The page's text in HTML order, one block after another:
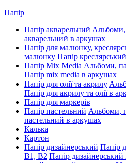
Папір
Папір акварельний Альбоми,
акварельний в аркушах
Папір для малюнку,
малюнку Папір
Папір Mix Media Альбоми,
Папір mix media в аркушах
Папір для олії та акрилу
Папір для акрилу та олії в
Папір для маркерів
Папір пастельний Альбоми,
пастельний в аркушах
Калька
Картон
Папір дизайнерський Папір
В1, В2 Папір